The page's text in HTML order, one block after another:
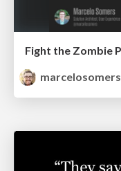
marcelosomers